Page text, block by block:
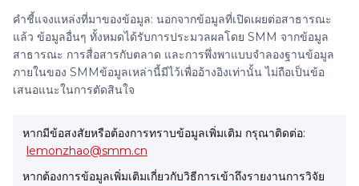
คำชี้แจงแหล่งที่มาของข้อมูล: นอกจากข้อมูลที่เปิดเผยต่อสาธารณะ
แล้ว ข้อมูลอื่นๆ ทั้งหมดได้รับการประมวลผลโดย SMM จากข้อมูล
สาธารณะ การสื่อสารกับตลาด และการพึ่งพาแบบจำลองฐานข้อมูล
ภายในของ SMMข้อมูลเหล่านี้มีไว้เพื่ออ้างอิงเท่านั้น ไม่ถือเป็นข้อ
เสนอแนะในการตัดสินใจ
หากมีข้อสงสัยหรือต้องการทราบข้อมูลเพิ่มเติม กรุณาติดต่อ:
lemonzhao@smm.cn
หากต้องการข้อมูลเพิ่มเติมเกี่ยวกับวิธีการเข้าถึงรายงานการวิจัย